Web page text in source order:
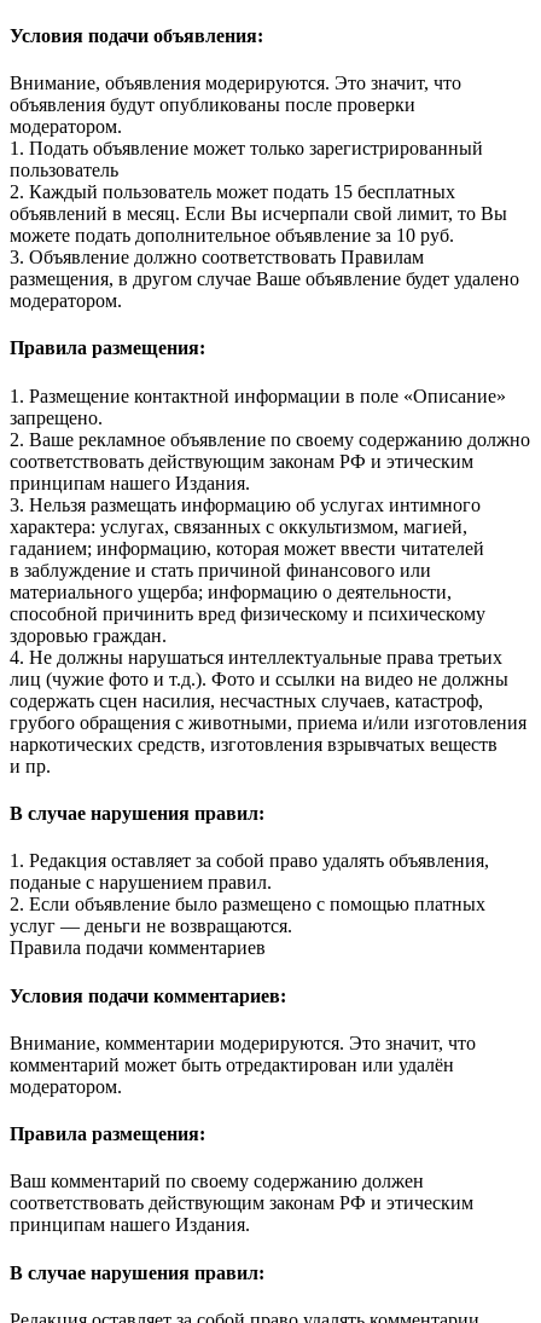
Условия подачи объявления:
Внимание, объявления модерируются. Это значит, что
объявления будут опубликованы после проверки
модератором.
1. Подать объявление может только зарегистрированный
пользователь
2. Каждый пользователь может подать 15 бесплатных
объявлений в месяц. Если Вы исчерпали свой лимит, то Вы
можете подать дополнительное объявление за 10 руб.
3. Объявление должно соответствовать Правилам
размещения, в другом случае Ваше объявление будет удалено
модератором.
Правила размещения:
1. Размещение контактной информации в поле «Описание»
запрещено.
2. Ваше рекламное объявление по своему содержанию должно
соответствовать действующим законам РФ и этическим
принципам нашего Издания.
3. Нельзя размещать информацию об услугах интимного
характера: услугах, связанных с оккультизмом, магией,
гаданием; информацию, которая может ввести читателей
в заблуждение и стать причиной финансового или
материального ущерба; информацию о деятельности,
способной причинить вред физическому и психическому
здоровью граждан.
4. Не должны нарушаться интеллектуальные права третьих
лиц (чужие фото и т.д.). Фото и ссылки на видео не должны
содержать сцен насилия, несчастных случаев, катастроф,
грубого обращения с животными, приема и/или изготовления
наркотических средств, изготовления взрывчатых веществ
и пр.
В случае нарушения правил:
1. Редакция оставляет за собой право удалять объявления,
поданые с нарушением правил.
2. Если объявление было размещено с помощью платных
услуг — деньги не возвращаются.
Правила подачи комментариев
Условия подачи комментариев:
Внимание, комментарии модерируются. Это значит, что
комментарий может быть отредактирован или удалён
модератором.
Правила размещения:
Ваш комментарий по своему содержанию должен
соответствовать действующим законам РФ и этическим
принципам нашего Издания.
В случае нарушения правил: